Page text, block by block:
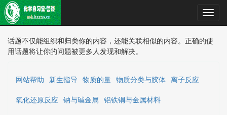
话题不仅能组织和归类你的内容，还能关联相似的内容。正确的使
用话题将让你的问题被更多人发现和解决。
网站帮助 新生指导 物质的量 物质分类与胶体 离子反应
氧化还原反应 钠与碱金属 铝铁铜与金属材料